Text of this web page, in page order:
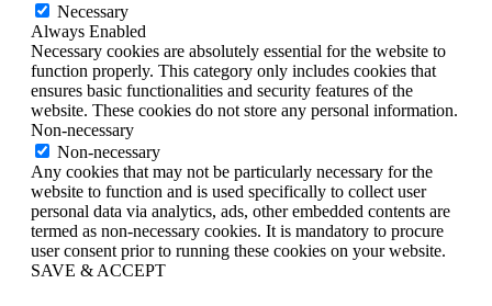
Necessary
Always Enabled
Necessary cookies are absolutely essential for the website to
function properly. This category only includes cookies that
ensures basic functionalities and security features of the
website. These cookies do not store any personal information.
Non-necessary
Non-necessary
Any cookies that may not be particularly necessary for the
website to function and is used specifically to collect user
personal data via analytics, ads, other embedded contents are
termed as non-necessary cookies. It is mandatory to procure
user consent prior to running these cookies on your website.
SAVE & ACCEPT